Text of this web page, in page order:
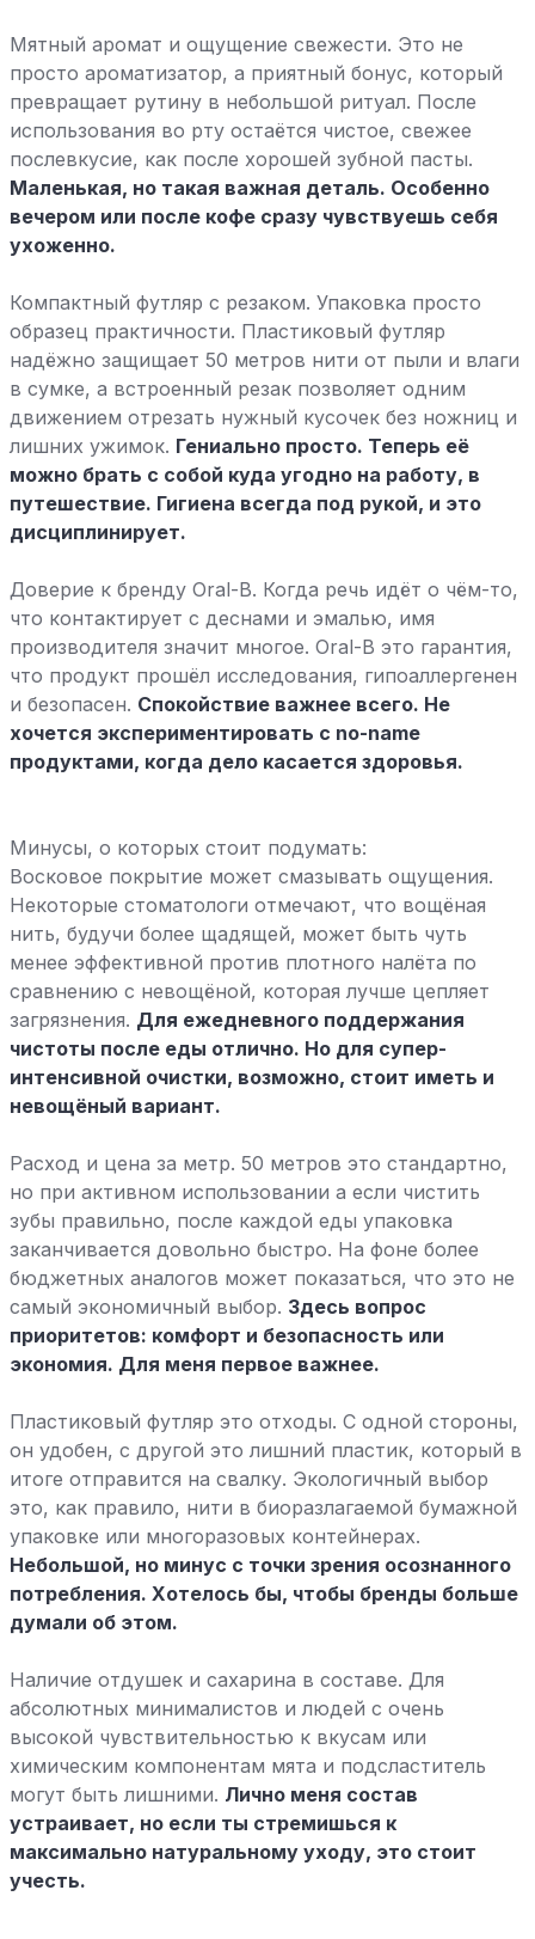
Мятный аромат и ощущение свежести. Это не
просто ароматизатор, а приятный бонус, который
превращает рутину в небольшой ритуал. После
использования во рту остаётся чистое, свежее
послевкусие, как после хорошей зубной пасты.
Маленькая, но такая важная деталь. Особенно
вечером или после кофе сразу чувствуешь себя
ухоженно.
Компактный футляр с резаком. Упаковка просто
образец практичности. Пластиковый футляр
надёжно защищает 50 метров нити от пыли и влаги
в сумке, а встроенный резак позволяет одним
движением отрезать нужный кусочек без ножниц и
лишних ужимок. Гениально просто. Теперь её
можно брать с собой куда угодно на работу, в
путешествие. Гигиена всегда под рукой, и это
дисциплинирует.
Доверие к бренду Oral-B. Когда речь идёт о чём-то,
что контактирует с деснами и эмалью, имя
производителя значит многое. Oral-B это гарантия,
что продукт прошёл исследования, гипоаллергенен
и безопасен. Спокойствие важнее всего. Не
хочется экспериментировать с no-name
продуктами, когда дело касается здоровья.
Минусы, о которых стоит подумать:
Восковое покрытие может смазывать ощущения.
Некоторые стоматологи отмечают, что вощёная
нить, будучи более щадящей, может быть чуть
менее эффективной против плотного налёта по
сравнению с невощёной, которая лучше цепляет
загрязнения. Для ежедневного поддержания
чистоты после еды отлично. Но для супер-
интенсивной очистки, возможно, стоит иметь и
невощёный вариант.
Расход и цена за метр. 50 метров это стандартно,
но при активном использовании а если чистить
зубы правильно, после каждой еды упаковка
заканчивается довольно быстро. На фоне более
бюджетных аналогов может показаться, что это не
самый экономичный выбор. Здесь вопрос
приоритетов: комфорт и безопасность или
экономия. Для меня первое важнее.
Пластиковый футляр это отходы. С одной стороны,
он удобен, с другой это лишний пластик, который в
итоге отправится на свалку. Экологичный выбор
это, как правило, нити в биоразлагаемой бумажной
упаковке или многоразовых контейнерах.
Небольшой, но минус с точки зрения осознанного
потребления. Хотелось бы, чтобы бренды больше
думали об этом.
Наличие отдушек и сахарина в составе. Для
абсолютных минималистов и людей с очень
высокой чувствительностью к вкусам или
химическим компонентам мята и подсластитель
могут быть лишними. Лично меня состав
устраивает, но если ты стремишься к
максимально натуральному уходу, это стоит
учесть.